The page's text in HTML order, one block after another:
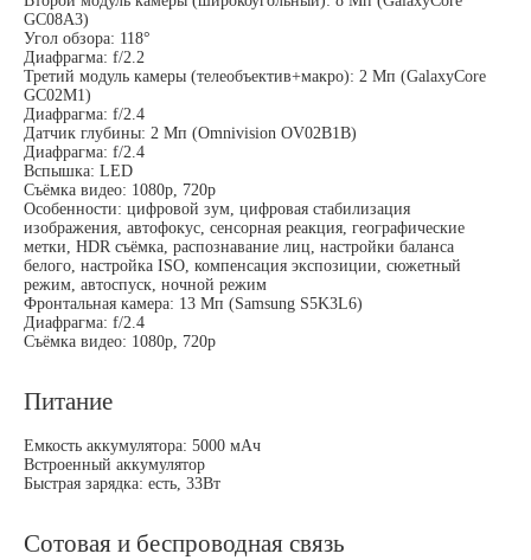
GC08A3)
Угол обзора: 118°
Диафрагма: f/2.2
Третий модуль камеры (телеобъектив+макро): 2 Мп (GalaxyCore
GC02M1)
Диафрагма: f/2.4
Датчик глубины: 2 Мп (Omnivision OV02B1B)
Диафрагма: f/2.4
Вспышка: LED
Съёмка видео: 1080p, 720p
Особенности: цифровой зум, цифровая стабилизация
изображения, автофокус, сенсорная реакция, географические
метки, HDR съёмка, распознавание лиц, настройки баланса
белого, настройка ISO, компенсация экспозиции, сюжетный
режим, автоспуск, ночной режим
Фронтальная камера: 13 Мп (Samsung S5K3L6)
Диафрагма: f/2.4
Съёмка видео: 1080p, 720p
Питание
Емкость аккумулятора: 5000 мАч
Встроенный аккумулятор
Быстрая зарядка: есть, 33Вт
Сотовая и беспроводная связь